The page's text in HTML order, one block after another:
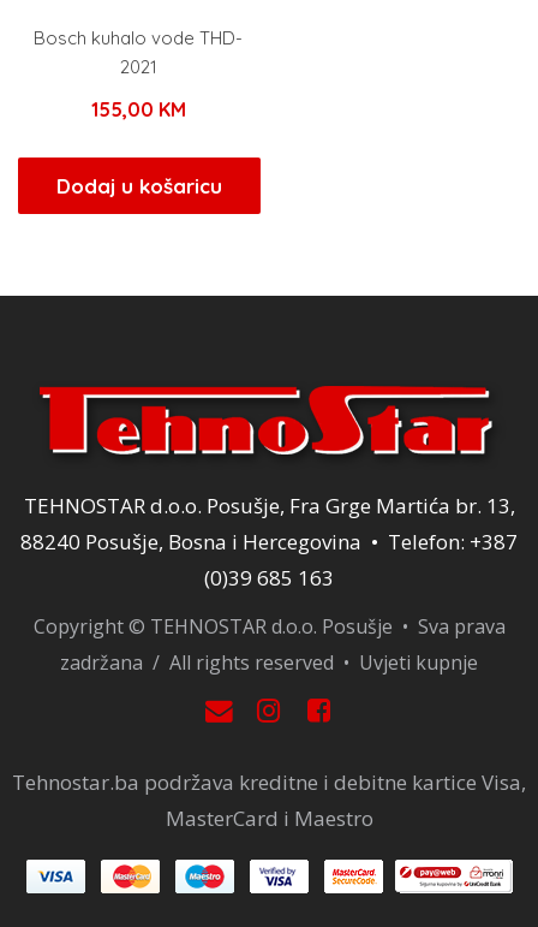
Bosch kuhalo vode THD-
2021
155,00 KM
Dodaj u košaricu
TEHNOSTAR d.o.o. Posušje, Fra Grge Martića br. 13,
88240 Posušje, Bosna i Hercegovina • Telefon: +387
(0)39 685 163
Copyright © TEHNOSTAR d.o.o. Posušje • Sva prava
zadržana / All rights reserved • Uvjeti kupnje
Tehnostar.ba podržava kreditne i debitne kartice Visa,
MasterCard i Maestro